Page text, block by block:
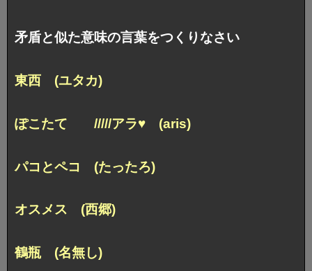
矛盾と似た意味の言葉をつくりなさい
東西 (ユタカ)
ぽこたて /////アラ♥ (aris)
パコとペコ (たったろ)
オスメス (西郷)
鶴瓶 (名無し)